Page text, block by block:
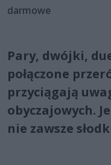
darmowe
Pary, dwójki,
połączone
przyciągają
obyczajowych.
nie zawsze